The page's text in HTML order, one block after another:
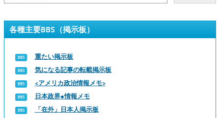
各種主要BBS（掲示板）
重たい掲示板
気になる記事の転載掲示板
<アメリカ政治情報メモ>
日本政界●情報メモ
「在外」日本人掲示板